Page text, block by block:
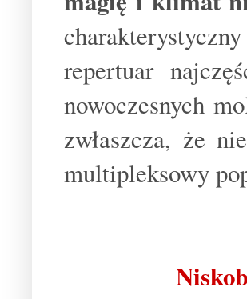
repertuar
nowoczesnych
zwłaszcza, że
multipleksowy